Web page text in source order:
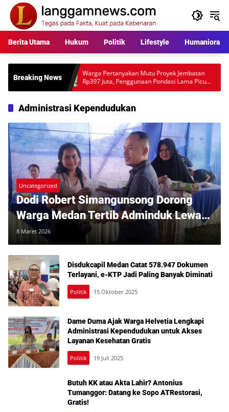
Langsung
konten
Berita Utama Hukum Politik Lifestyle Humaniora
Breaking NewsWarga Pertanyakan Mutu Proyek Jembatan
Rp397 Juta, Penggunaan Pondasi Lama Picu
Desakan Audit Lapangan
Administrasi Kependudukan
Uncategorized
Dodi Robert Simangunsong Dorong
Warga Medan Tertib Adminduk Lewat
Sosperda
8 Maret 2026
Disdukcapil Medan Catat 578.947 Dokumen
Terlayani, e-KTP Jadi Paling Banyak Diminati
Politik 15 Oktober 2025
Dame Duma Ajak Warga Helvetia Lengkapi
Administrasi Kependudukan untuk Akses
Layanan Kesehatan Gratis
Politik 19 Juli 2025
Butuh KK atau Akta Lahir? Antonius
Tumanggor: Datang ke Sopo ATRestorasi,
Gratis!